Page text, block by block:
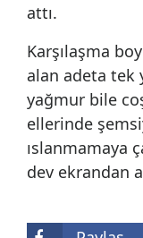
attı.
Karşılaşma
alan adeta tek
yağmur bile
ellerinde
ıslanmamaya
dev ekrandan